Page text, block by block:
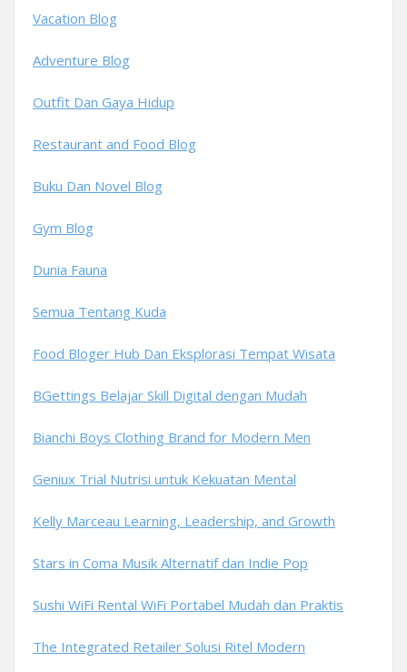
Vacation Blog
Adventure Blog
Outfit Dan Gaya Hidup
Restaurant and Food Blog
Buku Dan Novel Blog
Gym Blog
Dunia Fauna
Semua Tentang Kuda
Food Bloger Hub Dan Eksplorasi Tempat Wisata
BGettings Belajar Skill Digital dengan Mudah
Bianchi Boys Clothing Brand for Modern Men
Geniux Trial Nutrisi untuk Kekuatan Mental
Kelly Marceau Learning, Leadership, and Growth
Stars in Coma Musik Alternatif dan Indie Pop
Sushi WiFi Rental WiFi Portabel Mudah dan Praktis
The Integrated Retailer Solusi Ritel Modern